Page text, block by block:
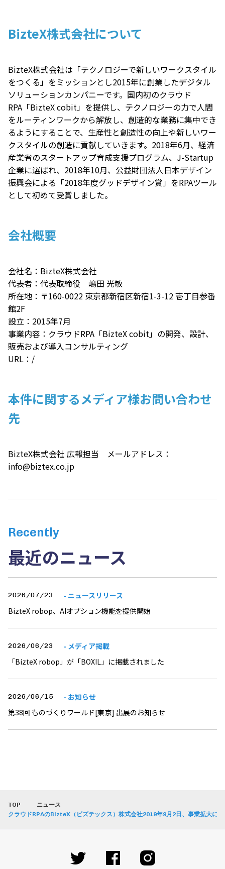
BizteX株式会社について
BizteX株式会社は「テクノロジーで新しいワークスタイル
をつくる」をミッションとし2015年に創業したデジタル
ソリューションカンパニーです。国内初のクラウド
RPA「BizteX cobit」を提供し、テクノロジーの力で人間
をルーティンワークから解放し、創造的な業務に集中でき
るようにすることで、生産性と創造性の向上や新しいワー
クスタイルの創造に貢献していきます。2018年6月、経済
産業省のスタートアップ育成支援プログラム、J-Startup
企業に選ばれ、2018年10月、公益財団法人日本デザイン
振興会による「2018年度グッドデザイン賞」をRPAツール
として初めて受賞しました。
会社概要
会社名：BizteX株式会社
代表者：代表取締役 嶋田 光敏
所在地：〒160-0022 東京都新宿区新宿1-3-12 壱丁目参番
館2F
設立：2015年7月
事業内容：クラウドRPA「BizteX cobit」の開発、設計、
販売および導入コンサルティング
URL： /
本件に関するメディア様お問い合わせ
先
BizteX株式会社 広報担当 メールアドレス：
info@biztex.co.jp
Recently
最近のニュース
2026/07/23
- ニュースリリース
BizteX robop、AIオプション機能を提供開始
2026/06/23
- メディア掲載
「BizteX robop」が「BOXIL」に掲載されました
2026/06/15
- お知らせ
第38回 ものづくりワールド[東京] 出展のお知らせ
TOP
ニュース
クラウドRPAのBizteX（ビズテックス）株式会社2019年9月2日、事業拡大に